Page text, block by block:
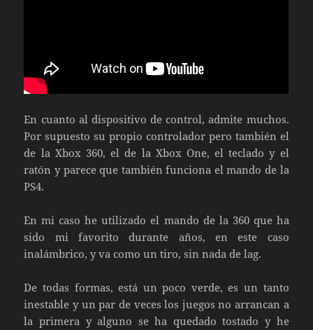
En cuanto al dispositivo de control, admite muchos.
Por supuesto su propio controlador pero también el
de la Xbox 360, el de la Xbox One, el teclado y el
ratón y parece que también funciona el mando de la
PS4.
En mi caso he utilizado el mando de la 360 que ha
sido mi favorito durante años, en este caso
inalámbrico, y va como un tiro, sin nada de lag.
De todas formas, está un poco verde, es un tanto
inestable y un par de veces los juegos no arrancan a
la primera y alguno se ha quedado tostado y he